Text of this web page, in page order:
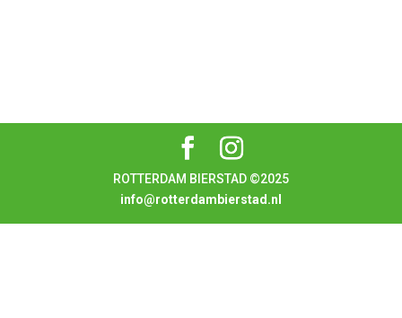
ROTTERDAM BIERSTAD ©2025
info@rotterdambierstad.nl